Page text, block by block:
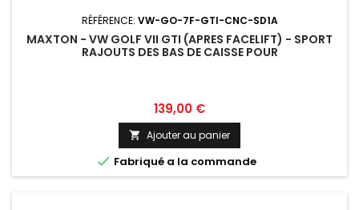
RÉFÉRENCE: VW-GO-7F-GTI-CNC-SD1A
MAXTON - VW GOLF VII GTI (APRES FACELIFT) - SPORT
RAJOUTS DES BAS DE CAISSE POUR
Prix
139,00 €
 Ajouter au panier
 Fabriqué a la commande